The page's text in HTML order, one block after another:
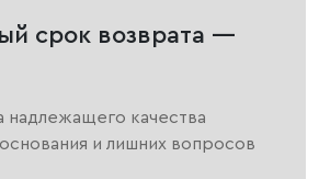
срок возврата —
надлежащего качества
и лишних вопросов